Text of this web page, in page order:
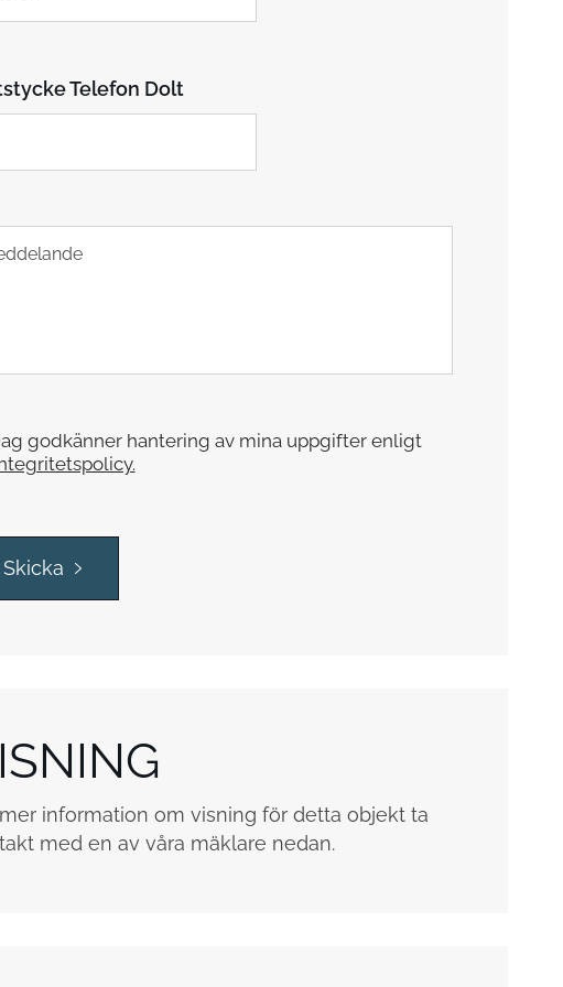
Telefon Dolt
godkänner hantering av mina uppgifter enligt
Skicka
information om visning för detta objekt ta
med en av våra mäklare nedan.